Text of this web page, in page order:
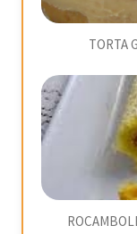
TORTA